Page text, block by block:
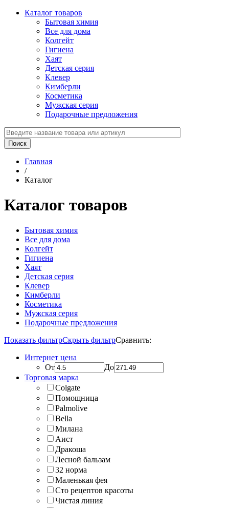
Каталог товаров
Бытовая химия
Все для дома
Колгейт
Гигиена
Хаят
Детская серия
Клевер
Кимберли
Косметика
Мужская серия
Подарочные предложения
Главная
/
Каталог
Каталог товаров
Бытовая химия
Все для дома
Колгейт
Гигиена
Хаят
Детская серия
Клевер
Кимберли
Косметика
Мужская серия
Подарочные предложения
Показать фильтрСкрыть фильтрСравнить:
Интернет цена
От
До
Торговая марка
Colgate
Помощница
Palmolive
Bella
Милана
Аист
Дракоша
Лесной бальзам
32 норма
Маленькая фея
Сто рецептов красоты
Чистая линия